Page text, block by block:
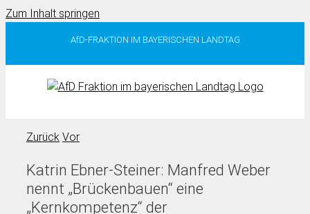
Zum Inhalt springen
AfD-FRAKTION IM BAYERISCHEN LANDTAG
Zurück Vor
Katrin Ebner-Steiner: Manfred Weber
nennt „Brückenbauen“ eine
„Kernkompetenz“ der